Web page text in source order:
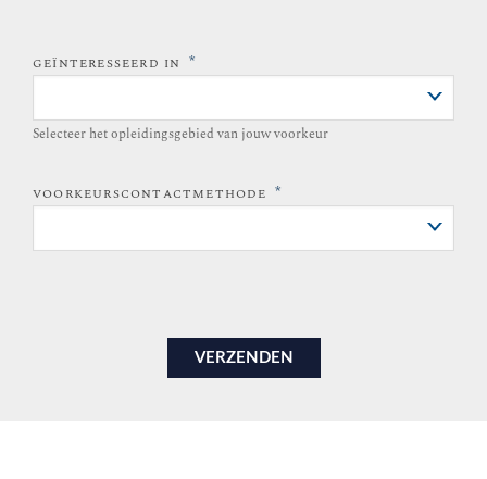
GEÏNTERESSEERD IN *
Selecteer het opleidingsgebied van jouw voorkeur
VOORKEURSCONTACTMETHODE *